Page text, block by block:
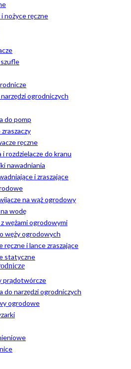
nożyce ręczne
szufle
ogrodniczych
do pomp
ręczne
i rozdzielacze do kranu
nawadniania
i zraszające
na wąż ogrodowy
wodę
wężami ogrodowymi
węży ogrodowych
ręczne i lance zraszające
statyczne
prądotwórcze
do narzędzi ogrodniczych
ogrodowe